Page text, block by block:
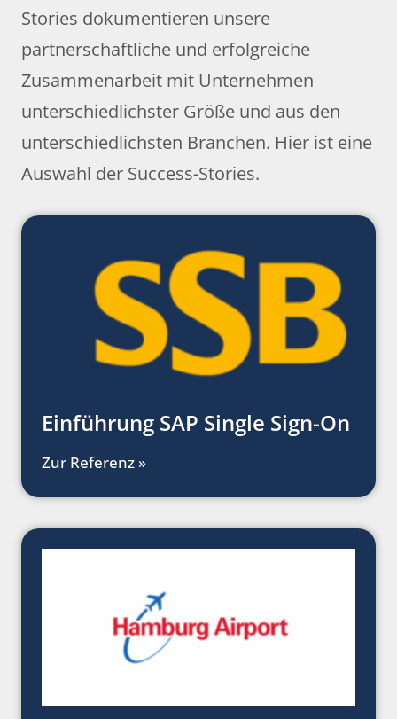
Stories dokumentieren unsere
partnerschaftliche und erfolgreiche
Zusammenarbeit mit Unternehmen
unterschiedlichster Größe und aus den
unterschiedlichsten Branchen. Hier ist eine
Auswahl der Success-Stories.
Einführung SAP Single Sign-On
Zur Referenz »